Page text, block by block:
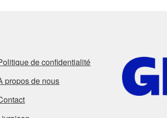
de confidentialité
propos de nous